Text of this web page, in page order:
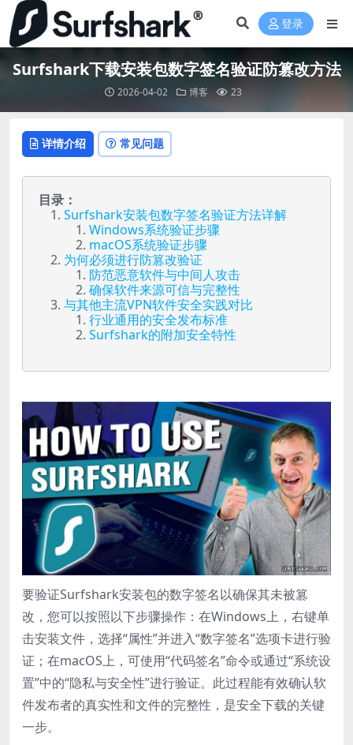
登录
Surfshark下载安装包数字签名验证防篡改方法
2026-04-02 博客 23
详情介绍 常见问题
目录：
Surfshark安装包数字签名验证方法详解
Windows系统验证步骤
macOS系统验证步骤
为何必须进行防篡改验证
防范恶意软件与中间人攻击
确保软件来源可信与完整性
与其他主流VPN软件安全实践对比
行业通用的安全发布标准
Surfshark的附加安全特性
要验证Surfshark安装包的数字签名以确保其未被篡
改，您可以按照以下步骤操作：在Windows上，右键单
击安装文件，选择“属性”并进入“数字签名”选项卡进行验
证；在macOS上，可使用“代码签名”命令或通过“系统设
置”中的“隐私与安全性”进行验证。此过程能有效确认软
件发布者的真实性和文件的完整性，是安全下载的关键
一步。